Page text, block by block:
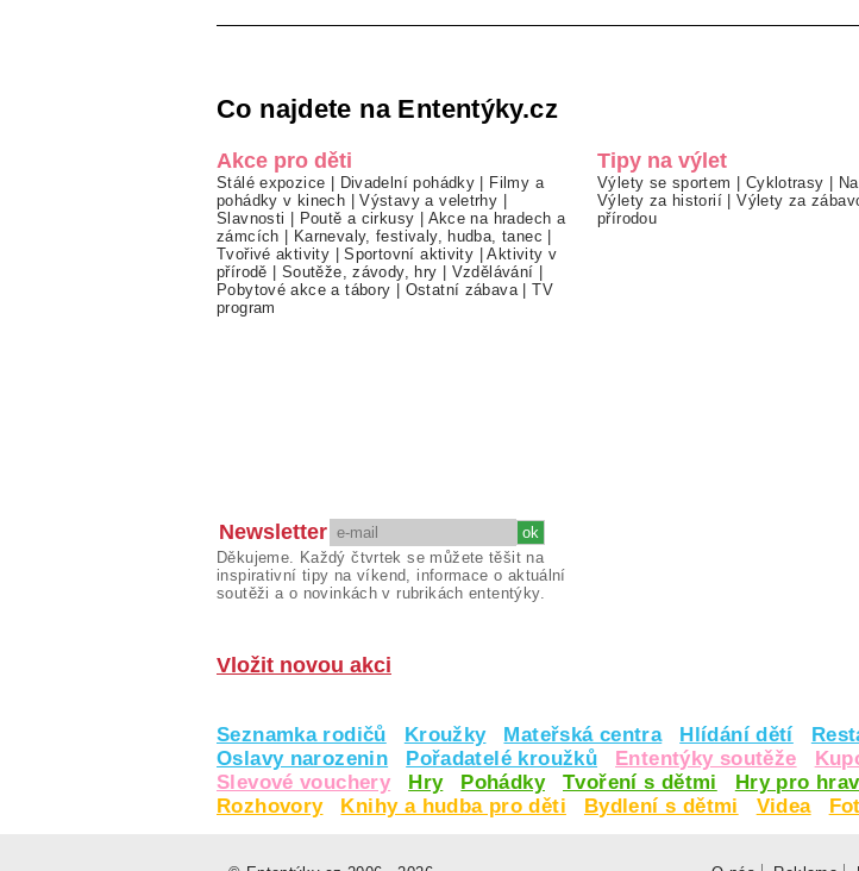
Co najdete na Ententýky.cz
Akce pro děti
Stálé expozice Divadelní pohádky
Filmy a
pohádky v kinech |Výstavy a veletrhy
Slavnosti
Poutě a cirkusy
Akce na hradech a
zámcích
Karnevaly, festivaly, hudba, tanec
Tvořivé aktivity |Sportovní aktivity |Aktivity v
přírodě
Soutěže, závody, hry Vzdělávání
Pobytové akce a tábory
Ostatní zábava |TV
program
Tipy na výlet
Výlety se sportem Cyklotrasy
Výlety za historií |Výlety za
přírodou
Newsletter
Děkujeme. Každý čtvrtek se můžete těšit na
inspirativní tipy na víkend, informace o aktuální
soutěži a o novinkách v rubrikách ententýky.
Vložit novou akci
Seznamka rodičů Kroužky Mateřská centra Hlídání dětí
Oslavy narozenin
Pořadatelé kroužků Ententýky soutěže
Slevové vouchery
Hry Pohádky Tvoření s dětmi Hry pro
Rozhovory
Knihy a hudba pro děti Bydlení s dětmi Videa